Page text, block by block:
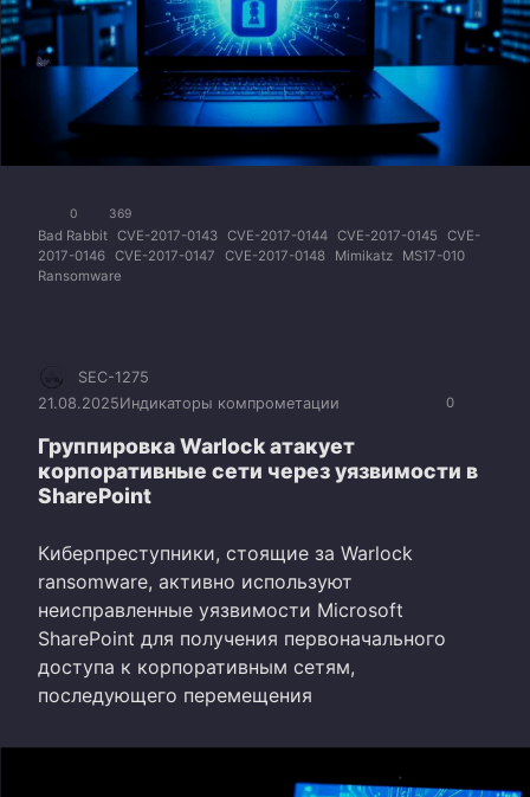
0 369
Bad Rabbit CVE-2017-0143 CVE-2017-0144 CVE-2017-0145
CVE-
2017-0146 CVE-2017-0147 CVE-2017-0148 Mimikatz
MS17-010
Ransomware
0
SEC-1275
21.08.2025Индикаторы компрометации
Группировка Warlock атакует
корпоративные сети через уязвимости в
SharePoint
Киберпреступники, стоящие за Warlock
ransomware, активно используют
неисправленные уязвимости Microsoft
SharePoint для получения первоначального
доступа к корпоративным сетям,
последующего перемещения